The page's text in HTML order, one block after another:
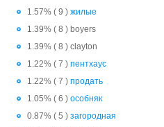
1.57% ( 9 ) жилые
1.39% ( 8 ) boyers
1.39% ( 8 ) clayton
1.22% ( 7 ) пентхаус
1.22% ( 7 ) продать
1.05% ( 6 ) особняк
0.87% ( 5 ) загородная